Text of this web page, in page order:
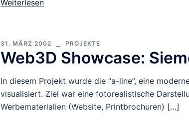
Weiterlesen
31. MÄRZ 2002 PROJEKTE
Web3D Showcase:
In diesem Projekt wurde die “a-line”, eine
visualisiert. Ziel war eine fotorealistische
Werbematerialien (Website, Printbrochuren) […]